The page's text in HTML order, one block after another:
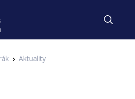
Aktuality